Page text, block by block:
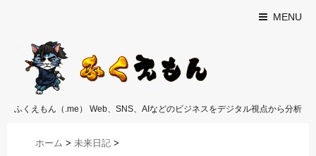
MENU
ふくえもん（.me） Web、SNS、AIなどのビジネスをデジタル視点から分析
ホーム > 未来日記 >